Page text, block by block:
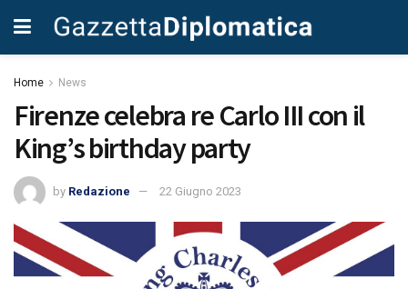
Home News
Firenze celebra re Carlo III con il
King’s birthday party
by Redazione 22 Giugno 2023